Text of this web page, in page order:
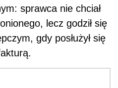
sprawca nie chciał
lecz godził się
gdy posłużył się